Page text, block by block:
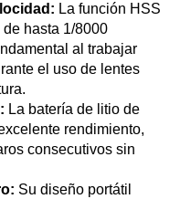
La función HSS
hasta 1/8000
al trabajar
el uso de lentes
La batería de litio de
rendimiento,
consecutivos sin
Su diseño portátil